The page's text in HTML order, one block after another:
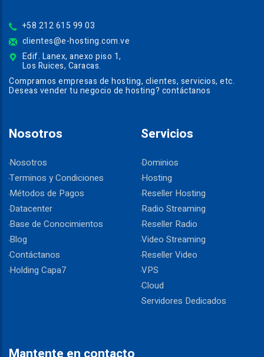
+58 212 615 99 03
clientes@e-hosting.com.ve
Edif. Lanex, anexo piso 1,
Los Ruices, Caracas.
Compramos empresas de hosting, clientes, servicios, etc.
Deseas vender tu negocio de hosting? contáctanos
Nosotros
Nosotros
Terminos y Condiciones
Métodos de Pagos
Datacenter
Base de Conocimientos
Blog
Contáctanos
Holding Capa7
Servicios
Dominios
Hosting
Reseller Hosting
Radio Streaming
Reseller Radio
Video Streaming
Reseller Video
VPS
Cloud
Servidores Dedicados